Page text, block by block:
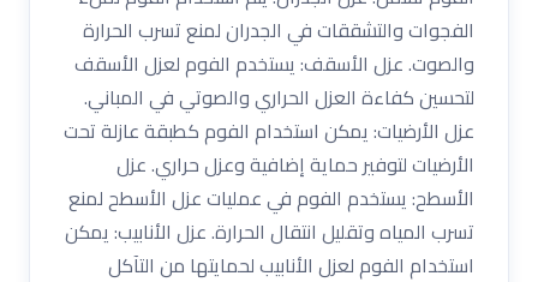
الفجوات والتشققات في الجدران لمنع تسرب الحرارة
والصوت. عزل الأسقف: يستخدم الفوم لعزل الأسقف
لتحسين كفاءة العزل الحراري والصوتي في المباني.
عزل الأرضيات: يمكن استخدام الفوم كطبقة عازلة تحت
الأرضيات لتوفير حماية إضافية وعزل حراري. عزل
الأسطح: يستخدم الفوم في عمليات عزل الأسطح لمنع
تسرب المياه وتقليل انتقال الحرارة. عزل الأنابيب: يمكن
استخدام الفوم لعزل الأنابيب لحمايتها من التآكل